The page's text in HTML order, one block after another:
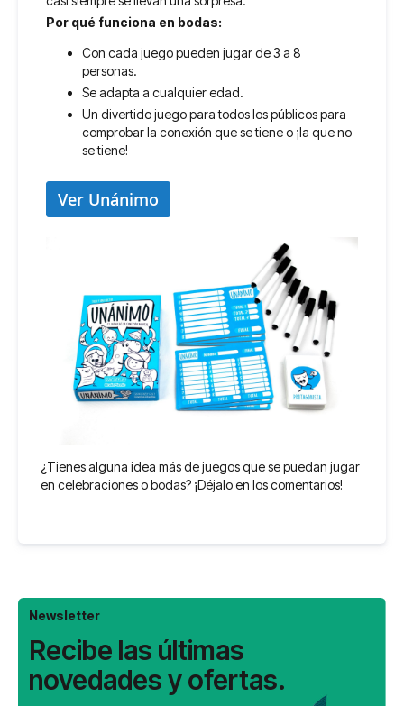
Por qué funciona en bodas:
Con cada juego pueden jugar de 3 a 8
personas.
Se adapta a cualquier edad.
Un divertido juego para todos los públicos para
comprobar la conexión que se tiene o ¡la que no
se tiene!
Ver Unánimo
¿Tienes alguna idea más de juegos que se puedan jugar
en celebraciones o bodas? ¡Déjalo en los comentarios!
Newsletter
Recibe las últimas
novedades y ofertas.